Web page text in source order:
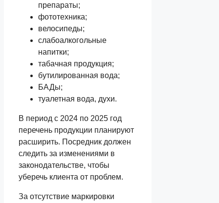
препараты;
фототехника;
велосипеды;
слабоалкогольные
напитки;
табачная продукция;
бутилированная вода;
БАДы;
туалетная вода, духи.
В период с 2024 по 2025 год
перечень продукции планируют
расширить. Посредник должен
следить за изменениями в
законодательстве, чтобы
уберечь клиента от проблем.
За отсутствие маркировки